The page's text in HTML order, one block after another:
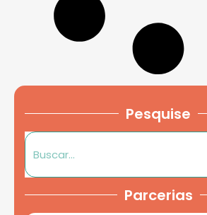
Pesquise
Parcerias